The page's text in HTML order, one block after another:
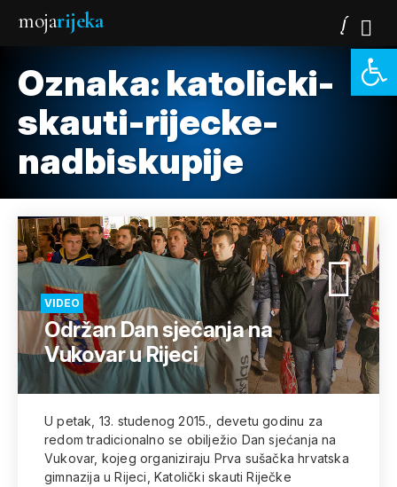
mojarijeka
Oznaka: katolicki-
skauti-rijecke-
nadbiskupije
VIDEO
Održan Dan sjećanja na
Vukovar u Rijeci
U petak, 13. studenog 2015., devetu godinu za
redom tradicionalno se obilježio Dan sjećanja na
Vukovar, kojeg organiziraju Prva sušačka hrvatska
gimnazija u Rijeci, Katolički skauti Riječke